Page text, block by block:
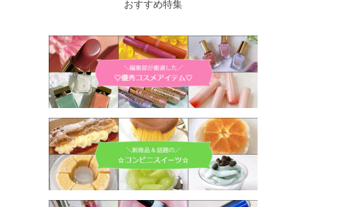
おすすめ特集